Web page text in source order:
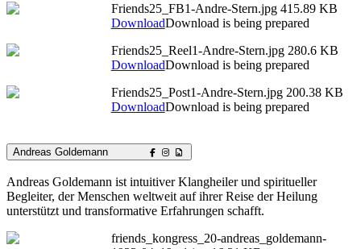
Friends25_FB1-Andre-Stern.jpg 415.89 KB
DownloadDownload is being prepared
Friends25_Reel1-Andre-Stern.jpg 280.6 KB
DownloadDownload is being prepared
Friends25_Post1-Andre-Stern.jpg 200.38 KB
DownloadDownload is being prepared
Andreas Goldemann
Andreas Goldemann ist intuitiver Klangheiler und spiritueller
Begleiter, der Menschen weltweit auf ihrer Reise der Heilung
unterstützt und transformative Erfahrungen schafft.
friends_kongress_20-andreas_goldemann-